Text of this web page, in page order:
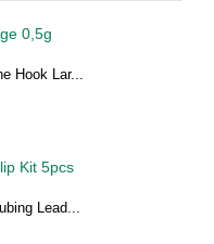
Hook Lar...
Lead...